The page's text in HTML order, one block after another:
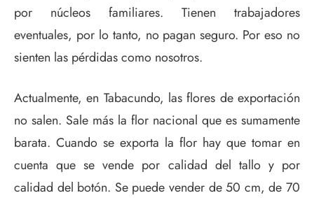
por núcleos familiares. Tienen trabajadores
eventuales, por lo tanto, no pagan seguro. Por eso no
sienten las pérdidas como nosotros.
Actualmente, en Tabacundo, las flores de exportación
no salen. Sale más la flor nacional que es sumamente
barata. Cuando se exporta la flor hay que tomar en
cuenta que se vende por calidad del tallo y por
calidad del botón. Se puede vender de 50 cm, de 70